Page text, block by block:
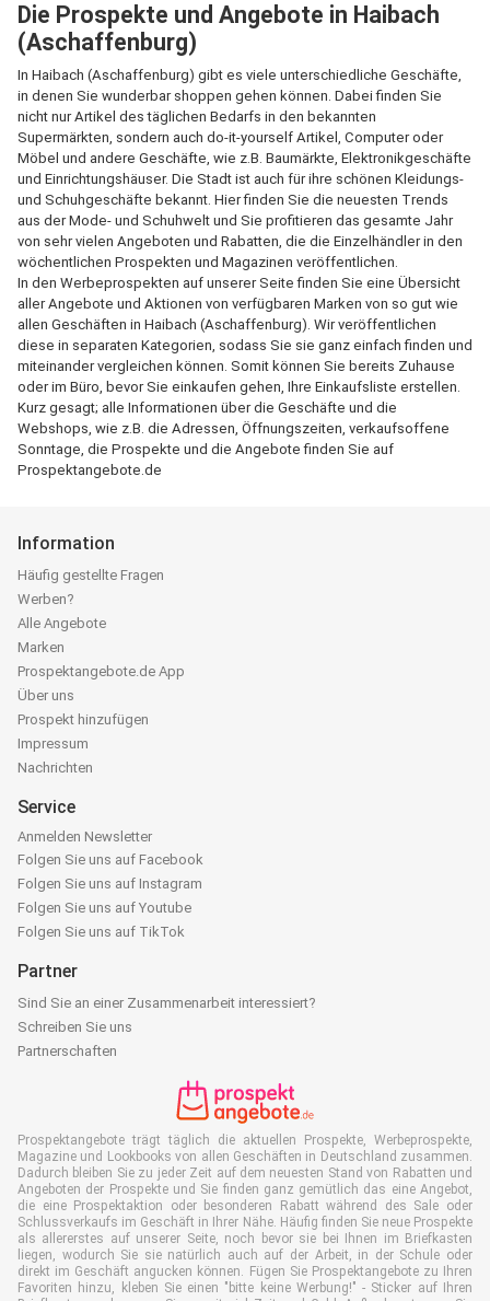
Die Prospekte und Angebote in Haibach
(Aschaffenburg)
In Haibach (Aschaffenburg) gibt es viele unterschiedliche Geschäfte,
in denen Sie wunderbar shoppen gehen können. Dabei finden Sie
nicht nur Artikel des täglichen Bedarfs in den bekannten
Supermärkten, sondern auch do-it-yourself Artikel, Computer oder
Möbel und andere Geschäfte, wie z.B. Baumärkte, Elektronikgeschäfte
und Einrichtungshäuser. Die Stadt ist auch für ihre schönen Kleidungs-
und Schuhgeschäfte bekannt. Hier finden Sie die neuesten Trends
aus der Mode- und Schuhwelt und Sie profitieren das gesamte Jahr
von sehr vielen Angeboten und Rabatten, die die Einzelhändler in den
wöchentlichen Prospekten und Magazinen veröffentlichen.
In den Werbeprospekten auf unserer Seite finden Sie eine Übersicht
aller Angebote und Aktionen von verfügbaren Marken von so gut wie
allen Geschäften in Haibach (Aschaffenburg). Wir veröffentlichen
diese in separaten Kategorien, sodass Sie sie ganz einfach finden und
miteinander vergleichen können. Somit können Sie bereits Zuhause
oder im Büro, bevor Sie einkaufen gehen, Ihre Einkaufsliste erstellen.
Kurz gesagt; alle Informationen über die Geschäfte und die
Webshops, wie z.B. die Adressen, Öffnungszeiten, verkaufsoffene
Sonntage, die Prospekte und die Angebote finden Sie auf
Prospektangebote.de
Information
Häufig gestellte Fragen
Werben?
Alle Angebote
Marken
Prospektangebote.de App
Über uns
Prospekt hinzufügen
Impressum
Nachrichten
Service
Anmelden Newsletter
Folgen Sie uns auf Facebook
Folgen Sie uns auf Instagram
Folgen Sie uns auf Youtube
Folgen Sie uns auf TikTok
Partner
Sind Sie an einer Zusammenarbeit interessiert?
Schreiben Sie uns
Partnerschaften
Prospektangebote trägt täglich die aktuellen Prospekte, Werbeprospekte,
Magazine und Lookbooks von allen Geschäften in Deutschland zusammen.
Dadurch bleiben Sie zu jeder Zeit auf dem neuesten Stand von Rabatten und
Angeboten der Prospekte und Sie finden ganz gemütlich das eine Angebot,
die eine Prospektaktion oder besonderen Rabatt während des Sale oder
Schlussverkaufs im Geschäft in Ihrer Nähe. Häufig finden Sie neue Prospekte
als allererstes auf unserer Seite, noch bevor sie bei Ihnen im Briefkasten
liegen, wodurch Sie sie natürlich auch auf der Arbeit, in der Schule oder
direkt im Geschäft angucken können. Fügen Sie Prospektangebote zu Ihren
Favoriten hinzu, kleben Sie einen "bitte keine Werbung!" - Sticker auf Ihren